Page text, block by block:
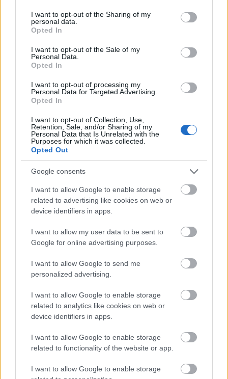
not limited to your visit or usage behaviour. You may click to
grant or deny consent to Google and its third-party tags to
use your data for below specified purposes in below Google
consent section.
I want to opt-out of the Sharing of my
personal data.
Opted In
I want to opt-out of the Sale of my
Personal Data.
Opted In
I want to opt-out of processing my
Personal Data for Targeted Advertising.
Opted In
I want to opt-out of Collection, Use,
Retention, Sale, and/or Sharing of my
Personal Data that Is Unrelated with the
Purposes for which it was collected.
Opted Out
Google consents
I want to allow Google to enable storage
related to advertising like cookies on web or
device identifiers in apps.
I want to allow my user data to be sent to
Google for online advertising purposes.
I want to allow Google to send me
personalized advertising.
I want to allow Google to enable storage
related to analytics like cookies on web or
device identifiers in apps.
I want to allow Google to enable storage
related to functionality of the website or app.
I want to allow Google to enable storage
recomandat sa alegi rochii sau fuste pana deasupra
genunchilor sau 3/4, deux-pieces-uri, bluze
elegante, insa nu sofisticate. De asemenea, este
important ca in tinuta ta sa nu se regaseasca
imprimeuri incarcate si nici decupaje indraznete.
Alege culori pastelate!
sau roscata, cu siguranta exista o culoare pastelata
care sa te avantajeze si sa iti ofere un aer diafan si
delicat. Nuantele de nude, cele de alb laptos,
tonurile de roz-piersica, galben, verde pal si bleu
vaporos sunt ideale pentru tinuta pe care o vei
purta in ziua cununiei civile.
Nu exagera cu accesoriile!
sau o rochie cu un croi clasic si simplu, este indicat
sa eviti accesoriile masive si incarcate. Opteaza fie
pentru o pereche de cercei si un ceas, fie pentru un
colier si o pereche de cercei.
Evita tocurile foarte inalte!Chiar daca vrei sa fii
sexy, eleganta, delicata, toate in acelasi timp, ai
grija la excese. Tinuta ta trebuie sa fie armonioasa
si echilibrata, de aceea o pereche de pantofi cu toc
foarte inalt trebuie evitata. Mizeaza pe tocuri
medii, care sa confere eleganta picioarelor si in